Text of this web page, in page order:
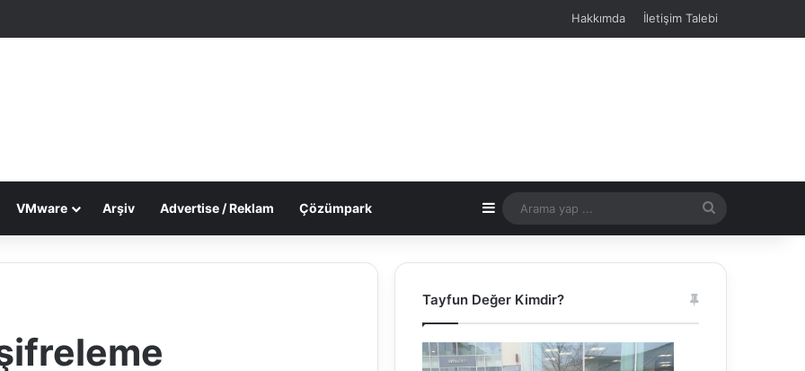
Hakkımda İletişim Talebi
VMware Arşiv Advertise / Reklam Çözümpark Kenar Bölmesi
yap
Tayfun Değer Kimdir?